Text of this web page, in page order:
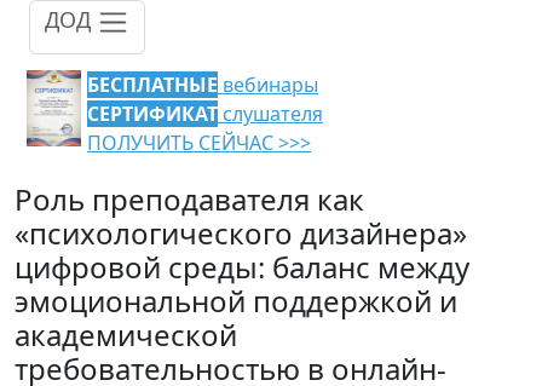
ДОД
БЕСПЛАТНЫЕ вебинары
СЕРТИФИКАТ слушателя
ПОЛУЧИТЬ СЕЙЧАС >>>
Роль преподавателя как
«психологического дизайнера»
цифровой среды: баланс между
эмоциональной поддержкой и
академической
требовательностью в онлайн-